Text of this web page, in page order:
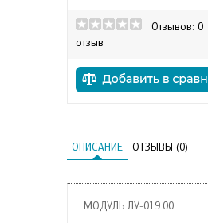
Отзывов: 0
отзыв
ОПИСАНИЕ ОТЗЫВЫ (0)
МОДУЛЬ ЛУ-019.00